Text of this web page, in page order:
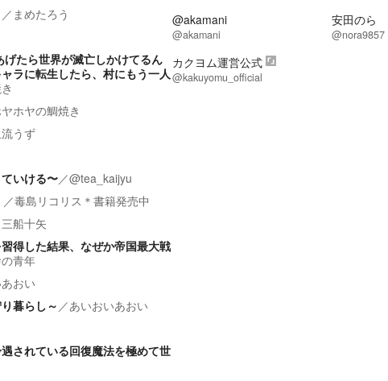
／ まめたろう
げたら世界が滅亡しかけてるん
ラに転生したら、村にもう一人
ホヤの鯛焼き
流うず
いける〜／@tea_kaijyu
／毒島リコリス＊書籍発売中
三船十矢
得した結果、なぜか帝国最大戦
青年
おい
暮らし～ ／あいおいあおい
されている回復魔法を極めて世
@akamani
@akamani
安田のら
@nora9857
カクヨム運営公式
@kakuyomu_official